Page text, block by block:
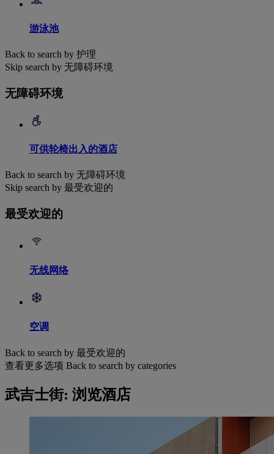
游泳池
Back to search by 护理
Skip search by 无障碍环境
无障碍环境
可供轮椅出入的酒店
Back to search by 无障碍环境
Skip search by 最受欢迎的
最受欢迎的
无线网络
空调
Back to search by 最受欢迎的
查看更多选项 Back to search by categories
武吉士街: 浏览酒店